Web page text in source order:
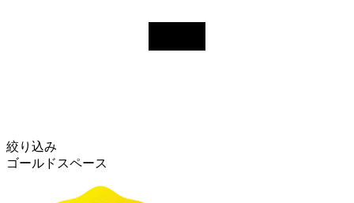
絞り込み
ゴールドスペース